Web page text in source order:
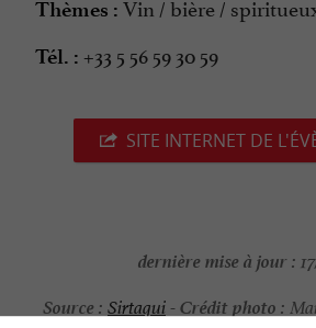
Thèmes : Vin / bière /
Tél. : +33 5 56 59 30 59
SITE INTERNET DE
dernière mise à jour :
Source : Sirtaqui-Crédit photo :